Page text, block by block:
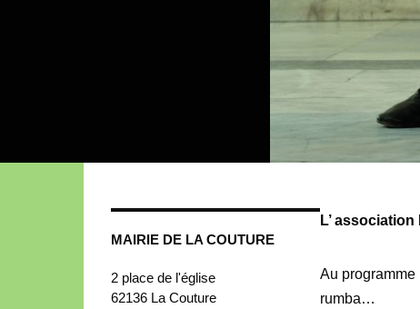
MAIRIE DE LA COUTURE
2 place de l'église
62136 La Couture
L’
Au
rumba…